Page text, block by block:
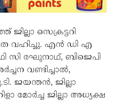
സെക്രട്ടറി
എൻ ഡി എ
സി രഘുനാഥ്, ബിജെപി
വണ്ടിച്ചാൽ,
ജയന്തൻ, ജില്ലാ
മോർച്ച ജില്ലാ അധ്യക്ഷ